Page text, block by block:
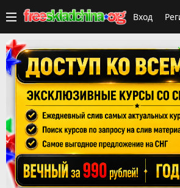
Вход